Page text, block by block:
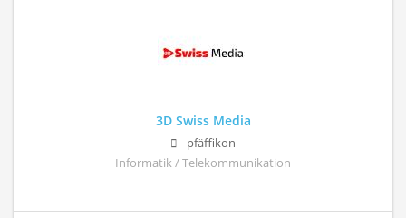
3D Swiss Media
pfäffikon
Informatik / Telekommunikation